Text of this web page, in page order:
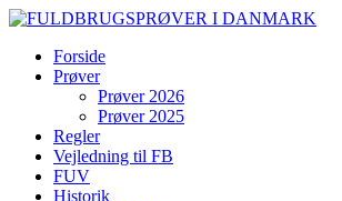
Forside
Prøver
Prøver 2026
Prøver 2025
Regler
Vejledning til FB
FUV
Historik